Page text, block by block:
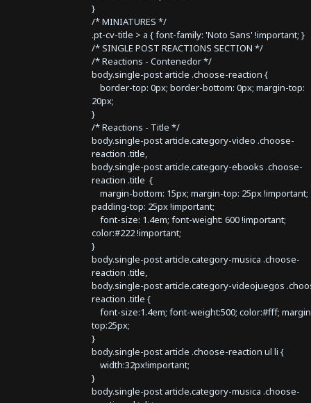
}
/* MINIATURES */
.pt-cv-title > a { font-family: 'Noto Sans' !important; }
/* SINGLE POST REACTIONS SECTION */
/* Reactions - Contenedor */
body.single-post article .choose-reaction {
border-top: 0px; border-bottom: 0px; margin-top:
20px;
}
/* Reactions - Title */
body.single-post article.category-video .choose-
reaction .title,
body.single-post article.category-ebooks .choose-
reaction .title {
margin-bottom: 15px; margin-top: 25px !important;
padding-top: 25px !important;
font-size: 1.4em; font-weight: 600 !important;
color:#222 !important;
}
body.single-post article.category-musica .choose-
reaction .title,
body.single-post article.category-videojuegos
reaction .title {
font-size:1.4em; font-weight:500; color:#fff;
top:25px;
}
body.single-post article .choose-reaction ul li {
width:32px!important;
}
body.single-post article.category-musica .choose-